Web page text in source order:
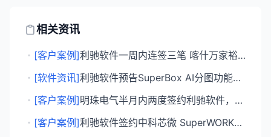
相关资讯
・ [客户案例]
利驰软件一周内连签三笔 喀什万家裕成电器等企业续约数字化方案
・ [软件资讯]
利驰软件预告SuperBox AI分图功能，配电箱图纸拆分效率提升20至30倍
・ [客户案例]
明珠电气半月内两度签约利驰软件，深化设计制造一体化
・ [客户案例] 利驰软件签约中科芯微 SuperWORKS IA助力半导体装备智造升级